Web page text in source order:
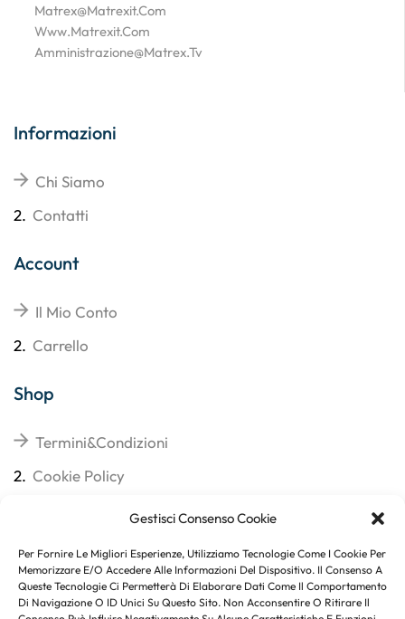
Gestisci Consenso Cookie
Per Fornire Le Migliori Esperienze, Utilizziamo Tecnologie Come I Cookie Per
Memorizzare E/o Accedere Alle Informazioni Del Dispositivo. Il Consenso A
Queste Tecnologie Ci Permetterà Di Elaborare Dati Come Il Comportamento
Di Navigazione O ID Unici Su Questo Sito. Non Acconsentire O Ritirare Il
Matrex@matrexit.com
Www.matrexit.com
Amministrazione@matrex.tv
Informazioni
Chi Siamo
2. Contatti
Account
Il Mio Conto
2. Carrello
Shop
Termini&Condizioni
2. Cookie Policy